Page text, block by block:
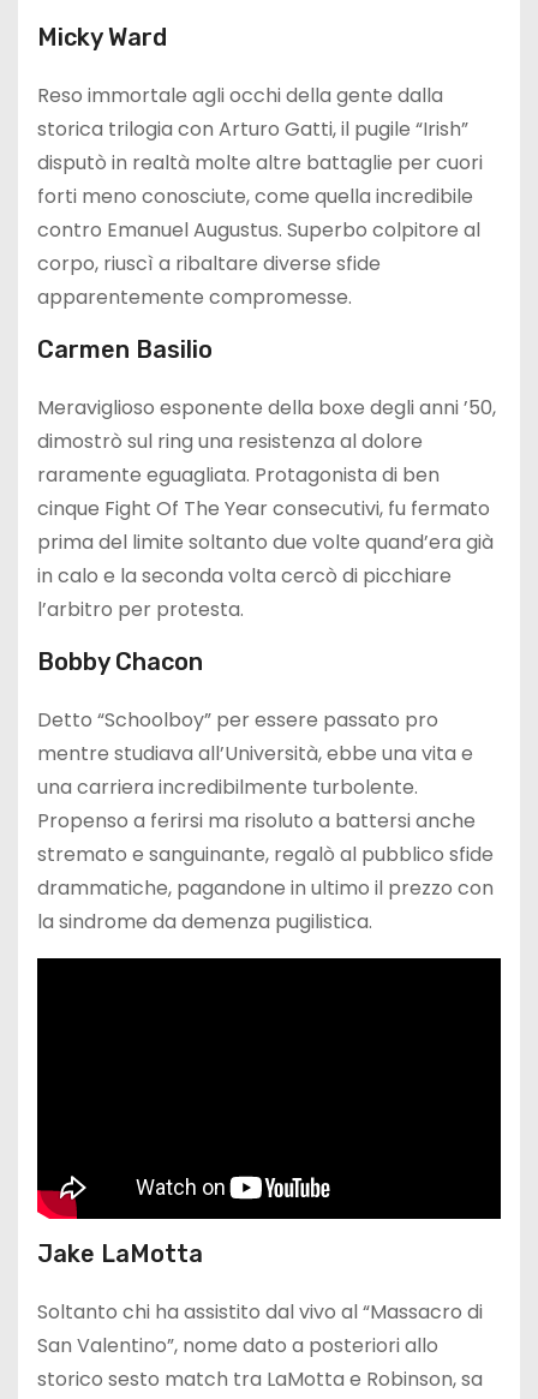
Micky Ward
Reso immortale agli occhi della gente dalla
storica trilogia con Arturo Gatti, il pugile “Irish”
disputò in realtà molte altre battaglie per cuori
forti meno conosciute, come quella incredibile
contro Emanuel Augustus. Superbo colpitore al
corpo, riuscì a ribaltare diverse sfide
apparentemente compromesse.
Carmen Basilio
Meraviglioso esponente della boxe degli anni ’50,
dimostrò sul ring una resistenza al dolore
raramente eguagliata. Protagonista di ben
cinque Fight Of The Year consecutivi, fu fermato
prima del limite soltanto due volte quand’era già
in calo e la seconda volta cercò di picchiare
l’arbitro per protesta.
Bobby Chacon
Detto “Schoolboy” per essere passato pro
mentre studiava all’Università, ebbe una vita e
una carriera incredibilmente turbolente.
Propenso a ferirsi ma risoluto a battersi anche
stremato e sanguinante, regalò al pubblico sfide
drammatiche, pagandone in ultimo il prezzo con
la sindrome da demenza pugilistica.
Jake LaMotta
Soltanto chi ha assistito dal vivo al “Massacro di
San Valentino”, nome dato a posteriori allo
storico sesto match tra LaMotta e Robinson, sa